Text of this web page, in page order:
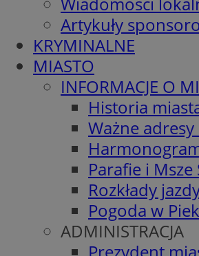
Artykuły
KRYMINALNE
MIASTO
INFORMACJE O
Historia
Ważne
Parafie i
Rozkłady
Pogoda w
ADMINISTRACJA
Prezydent